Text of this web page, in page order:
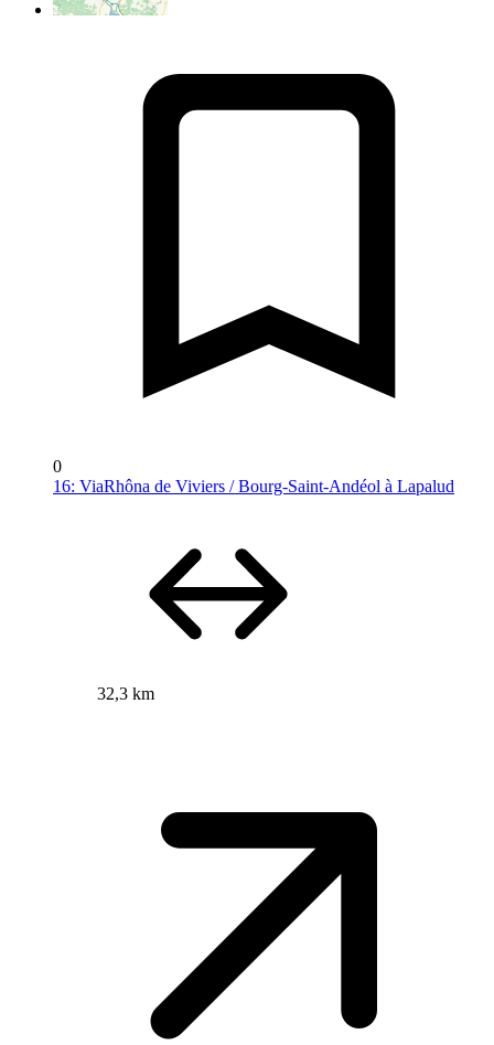
0
16: ViaRhôna de Viviers / Bourg-Saint-Andéol à Lapalud
32,3 km